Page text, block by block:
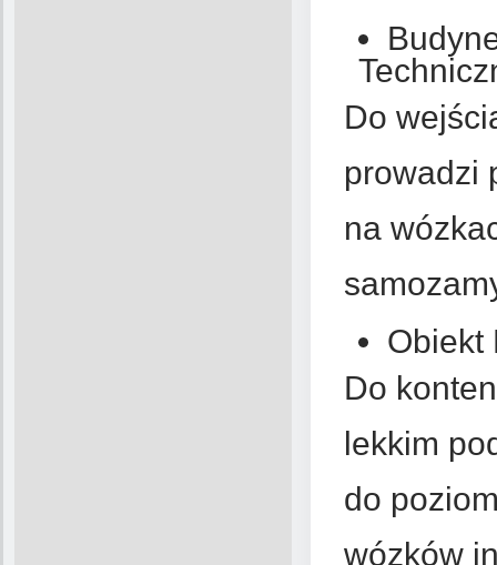
Do
prowadzi
na
Obiekt
Do
lekkim
do
wózków